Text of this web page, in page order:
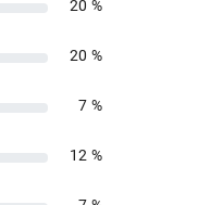
20 %
20 %
7 %
12 %